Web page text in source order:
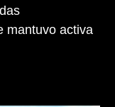
mantuvo activa